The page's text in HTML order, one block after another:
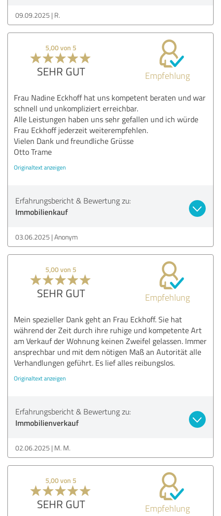
09.09.2025 R.
5,00 von 5
SEHR GUT Empfehlung
Frau Nadine Eckhoff hat uns kompetent beraten und war
schnell und unkompliziert erreichbar.
Alle Leistungen haben uns sehr gefallen und ich würde
Frau Eckhoff jederzeit weiterempfehlen.
Vielen Dank und freundliche Grüsse
Otto Trame
Originaltext anzeigen
Erfahrungsbericht & Bewertung zu:
Immobilienkauf
03.06.2025 Anonym
5,00 von 5
SEHR GUT Empfehlung
Mein spezieller Dank geht an Frau Eckhoff. Sie hat
während der Zeit durch ihre ruhige und kompetente Art
am Verkauf der Wohnung keinen Zweifel gelassen. Immer
ansprechbar und mit dem nötigen Maß an Autorität alle
Verhandlungen geführt. Es lief alles reibungslos.
Originaltext anzeigen
Erfahrungsbericht & Bewertung zu:
Immobilienverkauf
02.06.2025 M. M.
5,00 von 5
SEHR GUT Empfehlung